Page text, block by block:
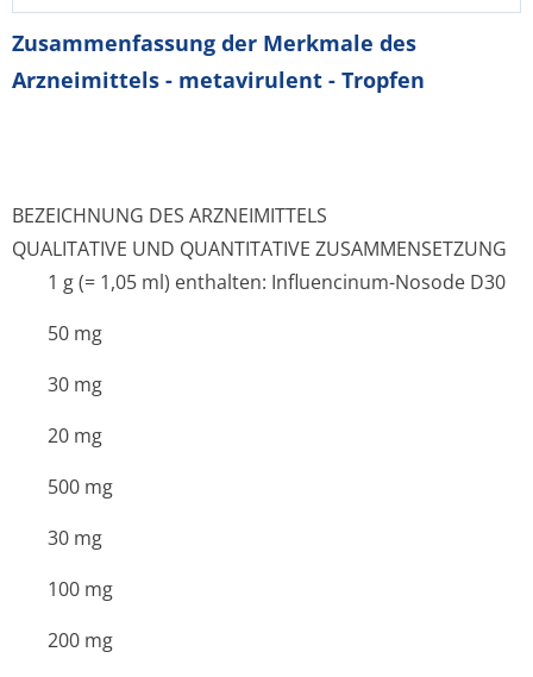
Zusammenfassung der Merkmale des
Arzneimittels - metavirulent - Tropfen
BEZEICHNUNG DES ARZNEIMITTELS
QUALITATIVE UND QUANTITATIVE ZUSAMMENSETZUNG
1 g (= 1,05 ml) enthalten: Influencinum-Nosode D30
50 mg
30 mg
20 mg
500 mg
30 mg
100 mg
200 mg